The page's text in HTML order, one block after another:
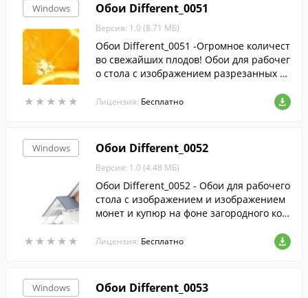
Windows
★ ★ ★ ★ ★
★ ★ ★ ★ ★
Обои Different_0051
Версия: 1.0 (8.71 МБ)
Обои Different_0051 -Огромное количест
во свежайших плодов! Обои для рабочег
о стола с изображением разрезанных со
ды, которые как бы говорят, что скоро л
ето, и будет много солнца, моря и апель
Лицензия: Бесплатно
Windows
★ ★ ★ ★ ★
★ ★ ★ ★ ★
Обои Different_0052
Версия: 1.0 (4.48 МБ)
Обои Different_0052 - Обои для рабочего
стола с изображением и изображением
монет и купюр на фоне загородного кот
стать хозяином своего дома, надо много
учиться и работать. Чтобы доход был бо
Лицензия: Бесплатно
Windows Обои Different_0053